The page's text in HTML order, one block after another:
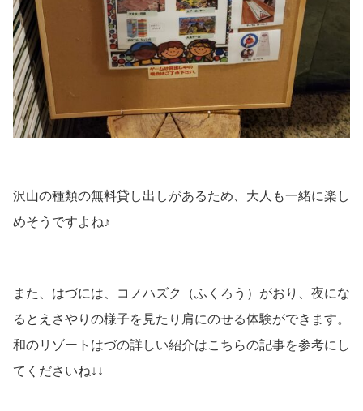
沢山の種類の無料貸し出しがあるため、大人も一緒に楽し
めそうですよね♪
また、はづには、コノハズク（ふくろう）がおり、夜にな
るとえさやりの様子を見たり肩にのせる体験ができます。
和のリゾートはづの詳しい紹介はこちらの記事を参考にし
てくださいね↓↓